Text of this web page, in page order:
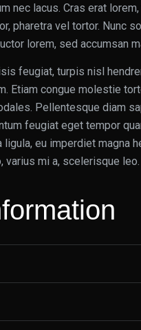
nec lacus. Cras erat
pharetra vel tortor. Nunc
lorem, sed accumsan
feugiat, turpis nisl
Etiam congue molestie
Pellentesque diam
feugiat eget tempor
eu imperdiet magna
varius mi a, scelerisque